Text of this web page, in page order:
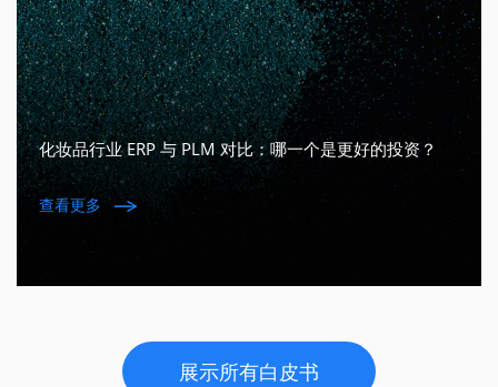
化妆品行业 ERP 与 PLM 对比：哪一个是更好的投资？
查看更多
展示所有白皮书